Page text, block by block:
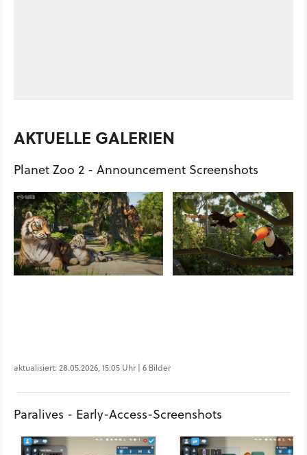
AKTUELLE GALERIEN
Planet Zoo 2 - Announcement Screenshots
aktualisiert: 28.05.2026, 15:05 Uhr | 6 Bilder
Paralives - Early-Access-Screenshots